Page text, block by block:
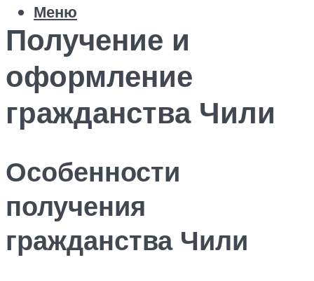
Меню
Получение и
оформление
гражданства Чили
Особенности
получения
гражданства Чили